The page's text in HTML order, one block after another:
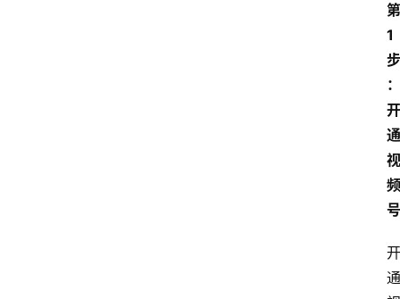
第
1
步
：
开
通
视
频
号
开
通